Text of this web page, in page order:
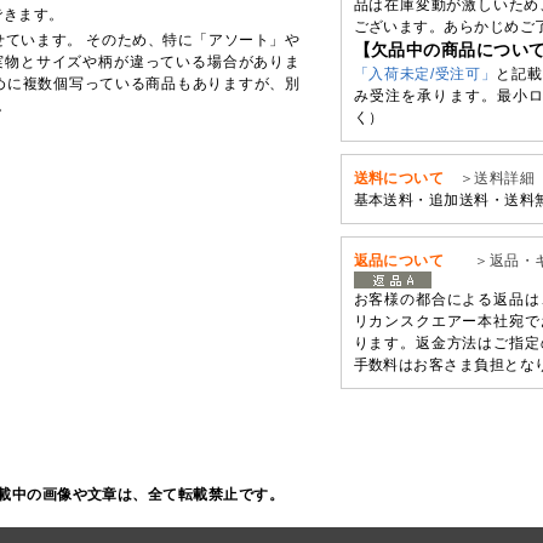
ます。
います。 そのため、特に「アソート」や
とサイズや柄が違っている場合がありま
複数個写っている商品もありますが、別
品は在庫変動が激しいた
ございます。あらかじめご
【欠品中の商品につい
「入荷未定/受注可」
と記
み受注を承ります。最小
く）
送料について
＞送料詳細
基本送料・追加送料・送料
返品について ＞返品・
お客様の都合による返品
リカンスクエアー本社宛
ります。返金方法はご指
手数料はお客さま負担とな
中の画像や文章は、全て転載禁止です。